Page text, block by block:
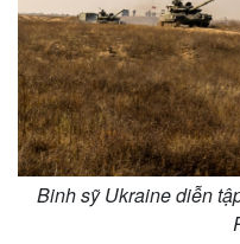
Binh sỹ Ukraine diễn